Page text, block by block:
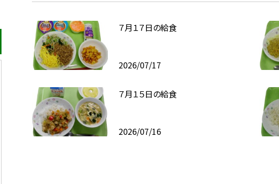
７月１７日の給食
2026/07/17
７月１５日の給食
2026/07/16